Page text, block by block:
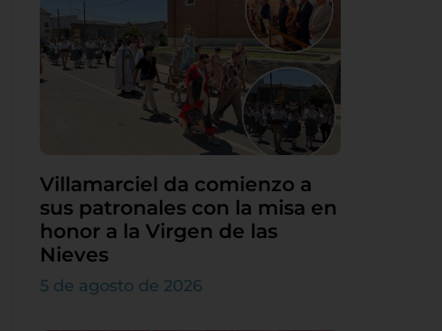
Villamarciel da comienzo a
sus patronales con la misa en
honor a la Virgen de las
Nieves
5 de agosto de 2026